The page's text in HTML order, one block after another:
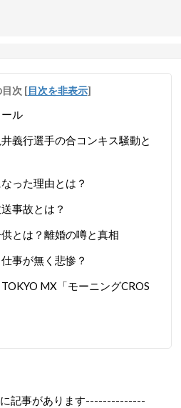
次 [目次を非表示]
ル
義行選手の合コンキス騒動と
った理由とは？
事故とは？
とは？離婚の噂と真相
事が無く悲惨？
MX「モーニングCROS
記事があります--------------